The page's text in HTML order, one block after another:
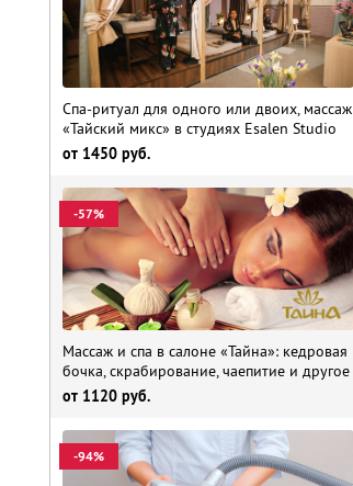
Спа-ритуал для одного или двоих, массаж
«Тайский микс» в студиях Esalen Studio
от 1450 руб.
-57%
Массаж и спа в салоне «Тайна»: кедровая
бочка, скрабирование, чаепитие и другое
от 1120 руб.
-94%